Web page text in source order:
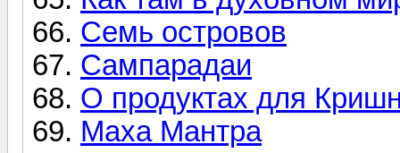
Семь островов
Сампарадаи
О продуктах для
Маха Мантра